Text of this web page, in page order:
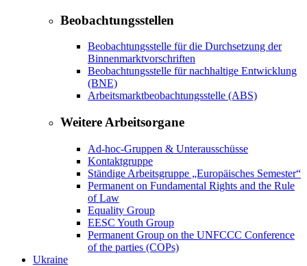
Beobachtungsstellen
Beobachtungsstelle für die Durchsetzung der
Binnenmarktvorschriften
Beobachtungsstelle für nachhaltige Entwicklung
(BNE)
Arbeitsmarktbeobachtungsstelle (ABS)
Weitere Arbeitsorgane
Ad-hoc-Gruppen & Unterausschüsse
Kontaktgruppe
Ständige Arbeitsgruppe „Europäisches Semester“
Permanent on Fundamental Rights and the Rule
of Law
Equality Group
EESC Youth Group
Permanent Group on the UNFCCC Conference
of the parties (COPs)
Ukraine